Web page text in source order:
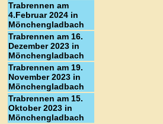
Trabrennen am
4.Februar 2024 in
Mönchengladbach
Trabrennen am 16.
Dezember 2023 in
Mönchengladbach
Trabrennen am 19.
November 2023 in
Mönchengladbach
Trabrennen am 15.
Oktober 2023 in
Mönchengladbach